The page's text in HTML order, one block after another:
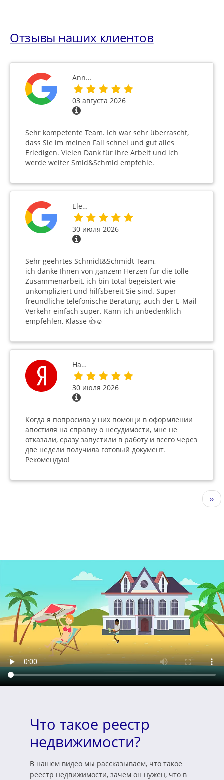
Отзывы наших клиентов
Ann…
03 августа 2026
Sehr kompetente Team. Ich war sehr überrascht,
dass Sie im meinen Fall schnel und gut alles
Erledigen. Vielen Dank für Ihre Arbeit und ich
werde weiter Smid&Schmid empfehle.
Ele…
30 июля 2026
Sehr geehrtes Schmidt&Schmidt Team,
ich danke Ihnen von ganzem Herzen für die tolle
Zusammenarbeit, ich bin total begeistert wie
unkompliziert und hilfsbereit Sie sind. Super
freundliche telefonische Beratung, auch der E-Mail
Verkehr einfach super. Kann ich unbedenklich
empfehlen, Klasse 👍☺️
На…
30 июля 2026
Когда я попросила у них помощи в оформлении
апостиля на справку о несудимости, мне не
отказали, сразу запустили в работу и всего через
две недели получила готовый документ.
Рекомендую!
››
Что такое реестр
недвижимости?
В нашем видео мы рассказываем, что такое
реестр недвижимости, зачем он нужен, что в